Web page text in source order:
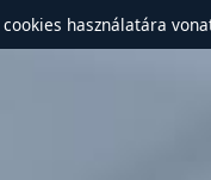
használatára